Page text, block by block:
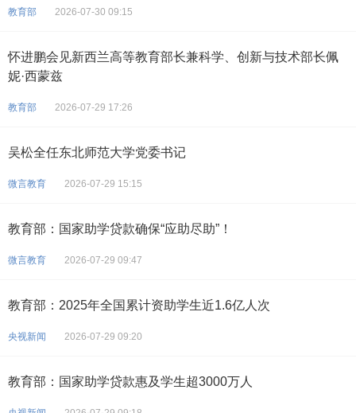
教育部 2026-07-30 09:15
怀进鹏会见新西兰高等教育部长兼科学、创新与技术部长佩
妮·西蒙兹
教育部 2026-07-29 17:26
吴松全任东北师范大学党委书记
微言教育 2026-07-29 15:15
教育部：国家助学贷款确保“应助尽助”！
微言教育 2026-07-29 09:47
教育部：2025年全国累计资助学生近1.6亿人次
央视新闻 2026-07-29 09:20
教育部：国家助学贷款惠及学生超3000万人